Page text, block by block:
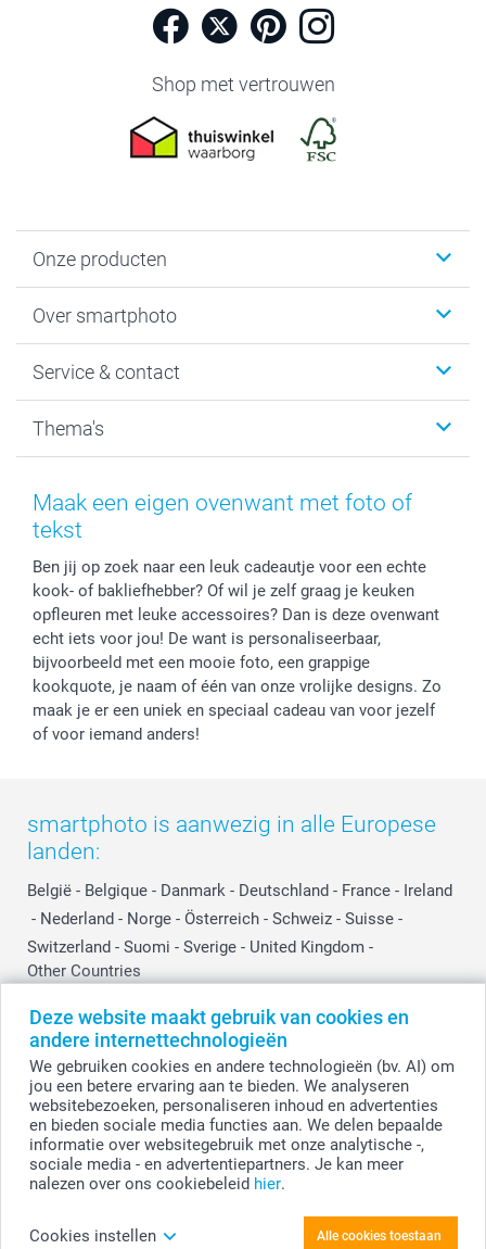
Deze website maakt gebruik van cookies en
andere internettechnologieën
We gebruiken cookies en andere technologieën (bv. AI) om
jou een betere ervaring aan te bieden. We analyseren
websitebezoeken, personaliseren inhoud en advertenties
en bieden sociale media functies aan. We delen bepaalde
informatie over websitegebruik met onze analytische -,
sociale media - en advertentiepartners. Je kan meer
nalezen over ons cookiebeleid hier.
Cookies instellen Alle cookies toestaan
Personaliseer je Gepersonaliseerde ovenwant
Shop met vertrouwen
Onze producten
Fotoboeken
Fotocadeaus
Kaarten
Over smartphoto
Vacatures
Bestelproces
Herroepingsrecht
Privacy
Reviews
Prijslijst
Investor Relations
Service & contact
Tevredenheidsgarantie
Mijn orderstatus
smartbonus
service@smartphoto.nl
Affiliate partnerprogramma
Partnerships
Influencer partnerprogramma
Thema's
Baby
Moederdag
Huwelijk
Maak een eigen ovenwant met foto of
tekst
Ben jij op zoek naar een leuk cadeautje voor een echte
kook- of bakliefhebber? Of wil je zelf graag je keuken
opfleuren met leuke accessoires? Dan is deze ovenwant
echt iets voor jou! De want is personaliseerbaar,
bijvoorbeeld met een mooie foto, een grappige
kookquote, je naam of één van onze vrolijke designs. Zo
maak je er een uniek en speciaal cadeau van voor jezelf
of voor iemand anders!
smartphoto is aanwezig in alle Europese
landen:
België - Belgique - Danmark - Deutschland - France - Ireland
- Nederland - Norge - Österreich - Schweiz - Suisse -
Switzerland - Suomi - Sverige - United Kingdom -
Other Countries
© smartphoto group. Alle rechten voorbehouden.Disclaimer
Alle prijzen zijn in EURO (€) inclusief BTW en exclusief verzendkosten.